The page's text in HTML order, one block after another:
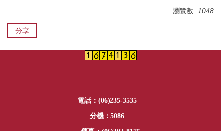
瀏覽數: 1048
分享
電話：(06)235-3535
分機：5086